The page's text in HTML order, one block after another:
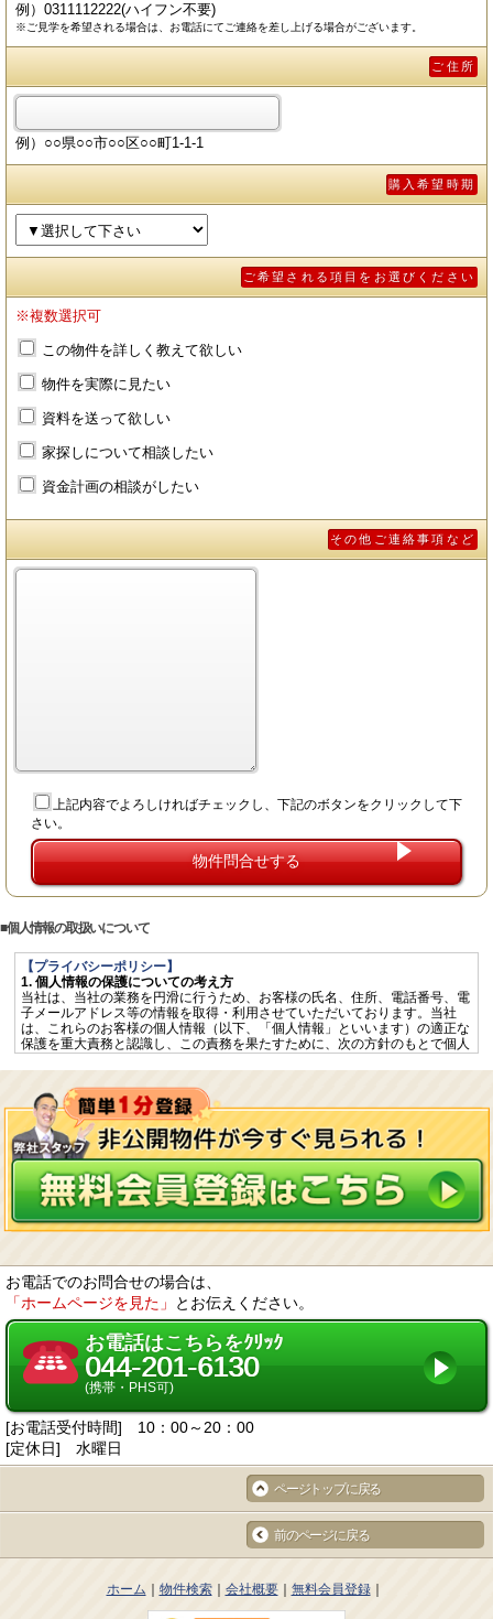
例）0311112222(ハイフン不要)
※ご見学を希望される場合は、お電話にてご連絡を差し上げる場合がございます。
ご住所
例）○○県○○市○○区○○町1-1-1
購入希望時期
ご希望される項目をお選びください
※複数選択可
この物件を詳しく教えて欲しい
物件を実際に見たい
資料を送って欲しい
家探しについて相談したい
資金計画の相談がしたい
その他ご連絡事項など
上記内容でよろしければチェックし、下記のボタンをクリックして下
さい。
個人情報の取扱いについて
【プライバシーポリシー】
1. 個人情報の保護についての考え方
当社は、当社の業務を円滑に行うため、お客様の氏名、住所、電話番号、電
子メールアドレス等の情報を取得・利用させていただいております。当社
は、これらのお客様の個人情報（以下、「個人情報」といいます）の適正な
保護を重大責務と認識し、この責務を果たすために、次の方針のもとで個人
個人情報に適用される「個人情報の保護に関する法律」その他の関係法令を
遵守するとともに、一般に公正妥当と認められる個人情報の取扱いに関する
慣行に準拠し、適切に取り扱います。
個人情報の取扱いに関する規程を明確にし、従業者へ周知徹底します。ま
た、取引先等に対しても適切に個人情報を取り扱うように要請します。
個人情報の取得に際しては、利用目的を特定して通知又は公表し、その利用
目的に従って個人情報を取り扱います。
個人情報の漏洩、紛失、改ざん等を防止するため、必要な対策を講じて適切
な管理を行います。
保有する個人情報について、お客様本人からの開示、訂正、削除、利用停止
の依頼を所定の窓口でお受けして、誠意をもって対応します。
いを外部に委託することがあります。委託する場合には、適正な取扱いを確
保するための契約締結、実施状況の点検などを行います。
3. 第三者への開示・提供
当社は、「2. 個人情報の預託」に記載した外部委託先への提供の場合及び以
下のいずれかに該当する場合を除き、個人情報を第三者へ開示又は提供しま
せん。
お客様ご本人の同意がある場合
統計的なデータなど本人を識別することができない状態で開示・提供する場
法令に基づき開示・提供を求められた場合
人の生命、身体又は財産の保護のために必要な場合であって、お客様の同意
を得ることが困難である場合
国又は地方公共団体等が公的な事務を実施するうえで、協力する必要がある
場合であって、お客様の同意を得ることにより当該事務の遂行に支障を及ぼ
次項4. に掲げる者に対して提供する場合
当社は、下記の会社との間で個人データを共同利用いたします。
共同して利用する者の範囲
お電話でのお問合せの場合は、
「ホームページを見た」
とお伝えください。
お電話はこちらをｸﾘｯｸ
044-201-6130
(携帯・PHS可)
[お電話受付時間] 10：00～20：00
[定休日] 水曜日
ページトップに戻る
前のページに戻る
ホーム 物件検索 会社概要 無料会員登録